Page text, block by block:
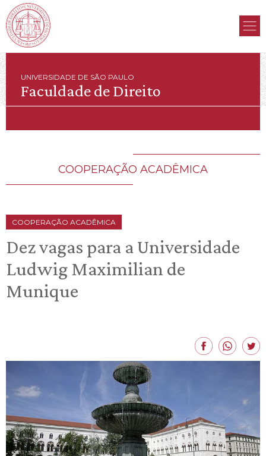
UNIVERSIDADE DE SÃO PAULO
Faculdade de Direito
COOPERAÇÃO ACADÊMICA
COOPERAÇÃO ACADÊMICA
Dez vagas para a Universidade
Ludwig Maximilian de
Munique